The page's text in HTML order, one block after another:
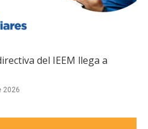
del IEEM llega a
2026